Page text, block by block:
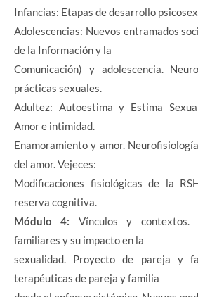
Infancias: Etapas de desarrollo
Adolescencias: Nuevos entramados
de la Información y la
Comunicación) y adolescencia.
prácticas sexuales.
Adultez: Autoestima y Estima
Amor e intimidad.
Enamoramiento y amor.
del amor. Vejeces:
Modificaciones fisiológicas de la
reserva cognitiva.
Módulo 4: Vínculos y contextos.
familiares y su impacto en la
sexualidad. Proyecto de pareja y
terapéuticas de pareja y familia